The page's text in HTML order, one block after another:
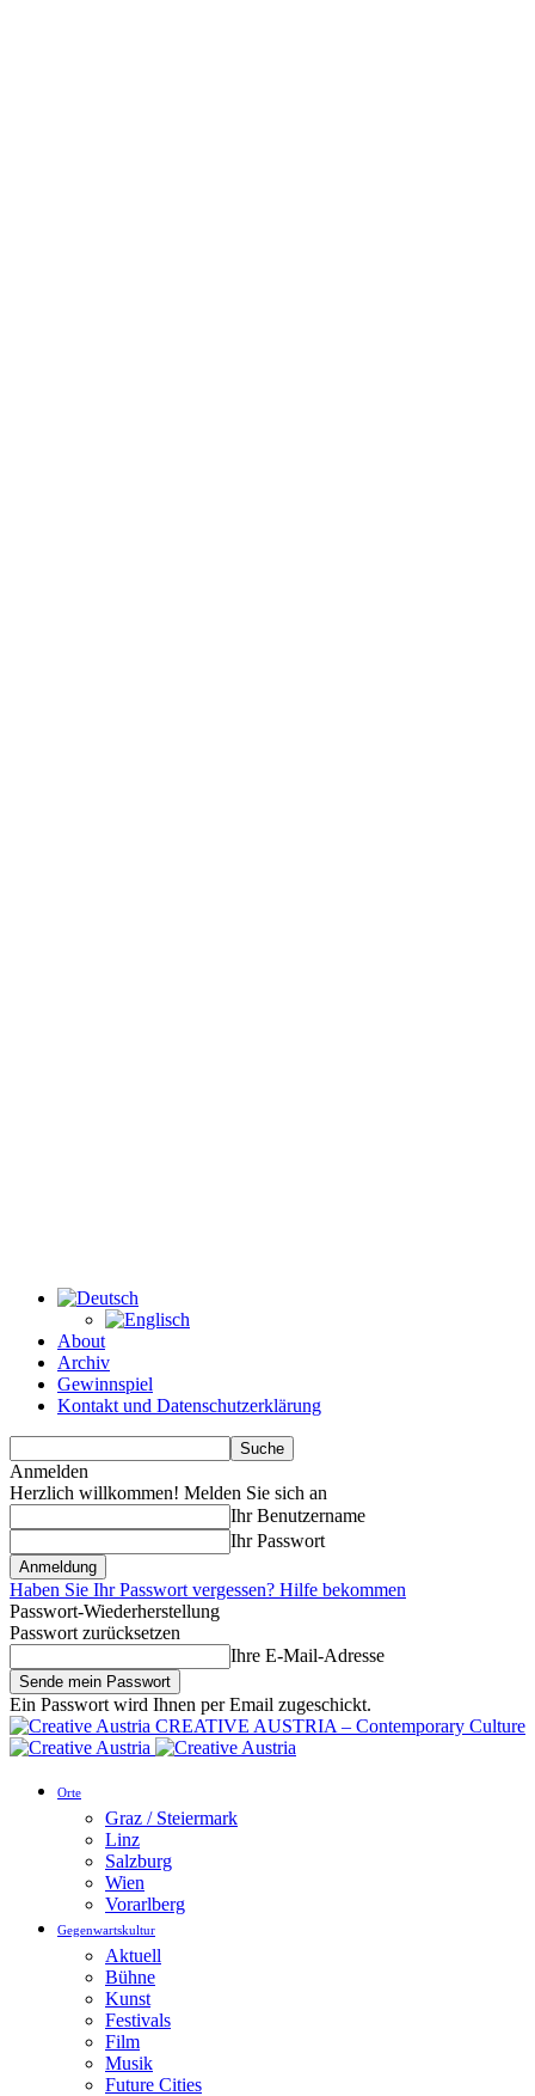
About
Archiv
Gewinnspiel
Kontakt und Datenschutzerklärung
Anmelden
Herzlich willkommen! Melden Sie sich an
Ihr Benutzername
Ihr Passwort
Haben Sie Ihr Passwort vergessen? Hilfe bekommen
Passwort-Wiederherstellung
Passwort zurücksetzen
Ihre E-Mail-Adresse
Ein Passwort wird Ihnen per Email zugeschickt.
CREATIVE AUSTRIA – Contemporary Culture
Orte
Graz / Steiermark
Linz
Salzburg
Wien
Vorarlberg
Gegenwartskultur
Aktuell
Bühne
Kunst
Festivals
Film
Musik
Future Cities